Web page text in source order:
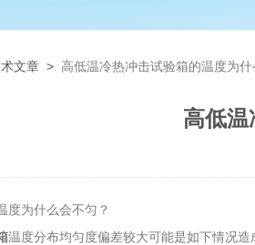
文章 > 高低温冷热冲击试验箱的温度为什
高低温
度为什么会不匀？
温度分布均匀度偏差较大可能是如下情况